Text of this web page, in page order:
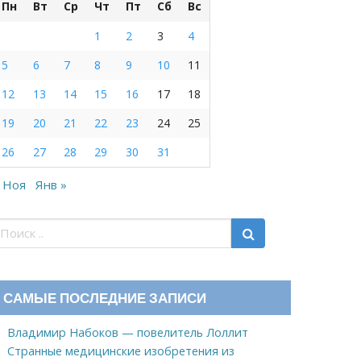
Пн Вт Ср Чт Пт Сб
Вс
1
2 3
4
5
6 7 8 9 10
11
12
13 14 15 16 17
18
19
20 21 22 23 24
25
26
27 28 29 30 31
Ноя Янв »
САМЫЕ ПОСЛЕДНИЕ ЗАПИСИ
Владимир Набоков — повелитель Лоллит
Странные медицинские изобретения из